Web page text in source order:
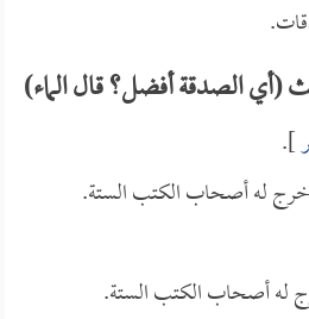
(أي الصدقة أفضل؟ قال الماء)
].
له أصحاب الكتب الستة.
له أصحاب الكتب الستة.